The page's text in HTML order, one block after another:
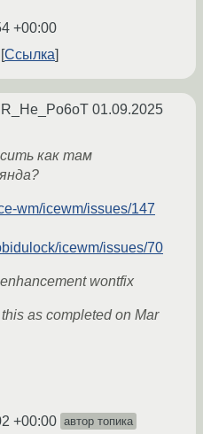
+00:00
Ссылка
R_He_Po6oT 01.09.2025
как там
wm/icewm/issues/147
icewm/issues/70
wontfix
as completed on Mar
+00:00 автор топика